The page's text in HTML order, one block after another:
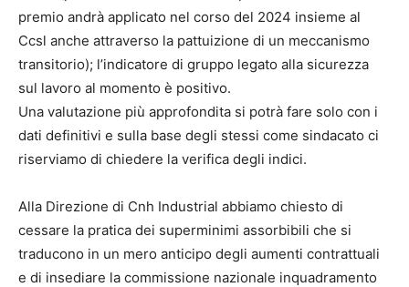
premio andrà applicato nel corso del 2024 insieme al
Ccsl anche attraverso la pattuizione di un meccanismo
transitorio); l’indicatore di gruppo legato alla sicurezza
sul lavoro al momento è positivo.
Una valutazione più approfondita si potrà fare solo con i
dati definitivi e sulla base degli stessi come sindacato ci
riserviamo di chiedere la verifica degli indici.
Alla Direzione di Cnh Industrial abbiamo chiesto di
cessare la pratica dei superminimi assorbibili che si
traducono in un mero anticipo degli aumenti contrattuali
e di insediare la commissione nazionale inquadramento